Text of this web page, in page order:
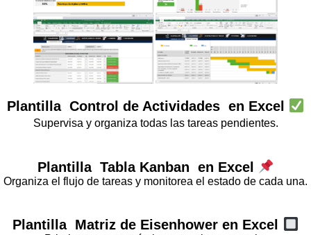
Plantilla Control de Actividades en Excel
Supervisa y organiza todas las tareas pendientes.
Plantilla Tabla Kanban en Excel
Organiza el flujo de tareas y monitorea el estado de cada una.
Plantilla Matriz de Eisenhower en Excel